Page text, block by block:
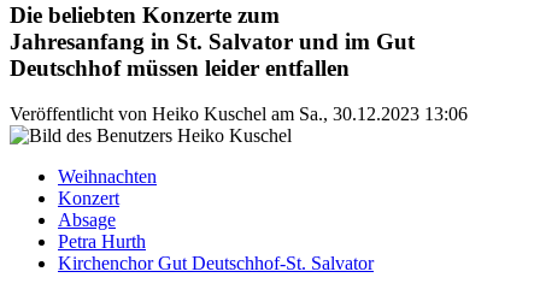
Die beliebten Konzerte zum
Jahresanfang in St. Salvator und im Gut
Deutschhof müssen leider entfallen
Veröffentlicht von Heiko Kuschel am Sa., 30.12.2023 13:06
Weihnachten
Konzert
Absage
Petra Hurth
Kirchenchor Gut Deutschhof-St. Salvator